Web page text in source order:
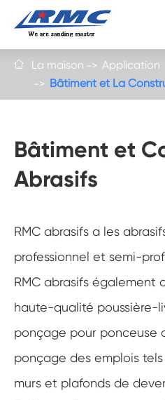
 La maison
Application
Bâtiment et La
Bâtiment et
Abrasifs
RMC abrasifs a les
professionnel et semi-
RMC abrasifs également
haute-qualité poussière-
ponçage pour ponceuse
ponçage des emplois
murs et plafonds de